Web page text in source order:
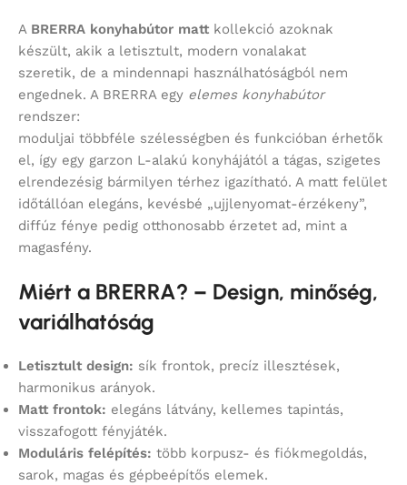
A BRERRA konyhabútor matt kollekció azoknak
készült, akik a letisztult, modern vonalakat
szeretik, de a mindennapi használhatóságból nem
engednek. A BRERRA egy elemes konyhabútor
rendszer:
moduljai többféle szélességben és funkcióban érhetők
el, így egy garzon L-alakú konyhájától a tágas, szigetes
elrendezésig bármilyen térhez igazítható. A matt felület
időtállóan elegáns, kevésbé „ujjlenyomat-érzékeny”,
diffúz fénye pedig otthonosabb érzetet ad, mint a
magasfény.
Miért a BRERRA? – Design, minőség,
variálhatóság
Letisztult design: sík frontok, precíz illesztések,
harmonikus arányok.
Matt frontok: elegáns látvány, kellemes tapintás,
visszafogott fényjáték.
Moduláris felépítés: több korpusz- és fiókmegoldás,
sarok, magas és gépbeépítős elemek.